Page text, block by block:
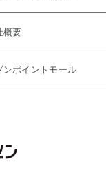
概要
ンポイントモール